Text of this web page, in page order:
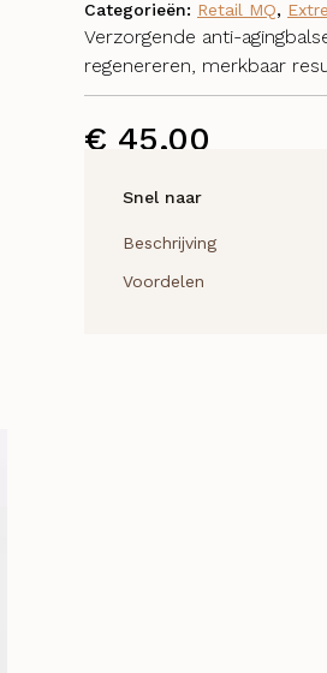
€ 45,00
Snel naar
Beschrijving
Voordelen
Verzorgende anti-
regenereren, merkbaar
Categorieën: Retail MQ,